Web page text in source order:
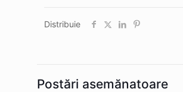
Distribuie
Postări asemănatoare